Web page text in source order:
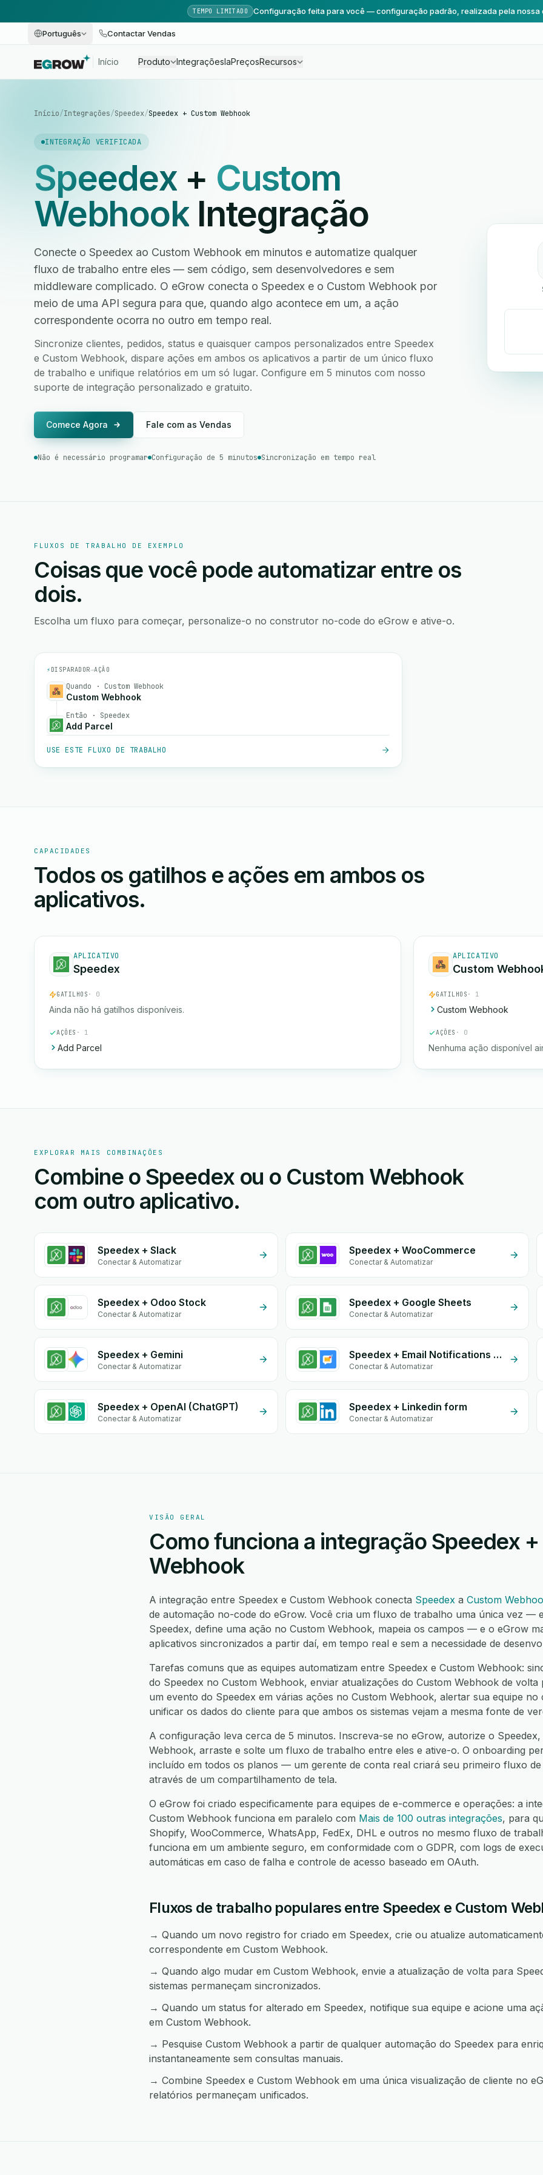
TEMPO LIMITADO Configuração feita para você — configuração padrão, realizada pela nossa
Português Contactar Vendas
Início Produto IntegraçõesIaPreçosRecursos
Início/Integrações/Speedex/Speedex + Custom Webhook
INTEGRAÇÃO VERIFICADA
Speedex+ Custom
WebhookIntegração
Conecte o Speedex ao Custom Webhook em minutos e automatize qualquer
fluxo de trabalho entre eles — sem código, sem desenvolvedores e sem
middleware complicado. O eGrow conecta o Speedex e o Custom Webhook por
meio de uma API segura para que, quando algo acontece em um, a ação
correspondente ocorra no outro em tempo real.
Sincronize clientes, pedidos, status e quaisquer campos personalizados entre Speedex
e Custom Webhook, dispare ações em ambos os aplicativos a partir de um único fluxo
de trabalho e unifique relatórios em um só lugar. Configure em 5 minutos com nosso
suporte de integração personalizado e gratuito.
Comece Agora Fale com as Vendas
Não é necessário programar Configuração de 5 minutos Sincronização em tempo real
FLUXOS DE TRABALHO DE EXEMPLO
Coisas que você pode automatizar entre os
dois.
Escolha um fluxo para começar, personalize-o no construtor no-code do eGrow e ative-o.
⚡ DISPARADOR→AÇÃO
Quando · Custom Webhook
Custom Webhook
Então · Speedex
Add Parcel
USE ESTE FLUXO DE TRABALHO
CAPACIDADES
Todos os gatilhos e ações em ambos os
aplicativos.
APLICATIVO
Speedex
GATILHOS · 0
Ainda não há gatilhos disponíveis.
AÇÕES · 1
Add Parcel
APLICATIVO
Custom
GATILHOS · 1
Custom Webhook
AÇÕES · 0
Nenhuma ação disponível
EXPLORAR MAIS COMBINAÇÕES
Combine o Speedex ou o Custom Webhook
com outro aplicativo.
Speedex + Slack
Conectar & Automatizar
Speedex + WooCommerce
Conectar & Automatizar
Speedex + Odoo Stock
Conectar & Automatizar
Speedex + Google Sheets
Conectar & Automatizar
Speedex + Gemini
Conectar & Automatizar
Speedex + Email Notifications by eGrow
Conectar & Automatizar
Speedex + OpenAI (ChatGPT)
Conectar & Automatizar
Speedex + Linkedin form
Conectar & Automatizar
VISÃO GERAL
Como funciona a integração Speedex
Webhook
A integração entre Speedex e Custom Webhook conecta Speedex a Custom
de automação no-code do eGrow. Você cria um fluxo de trabalho uma única vez —
Speedex, define uma ação no Custom Webhook, mapeia os campos — e o eGrow
aplicativos sincronizados a partir daí, em tempo real e sem a necessidade de
Tarefas comuns que as equipes automatizam entre Speedex e Custom Webhook:
do Speedex no Custom Webhook, enviar atualizações do Custom Webhook de
um evento do Speedex em várias ações no Custom Webhook, alertar sua equipe
unificar os dados do cliente para que ambos os sistemas vejam a mesma fonte de
A configuração leva cerca de 5 minutos. Inscreva-se no eGrow, autorize o
Webhook, arraste e solte um fluxo de trabalho entre eles e ative-o. O onboarding
incluído em todos os planos — um gerente de conta real criará seu primeiro fluxo
através de um compartilhamento de tela.
O eGrow foi criado especificamente para equipes de e-commerce e operações: a
Custom Webhook funciona em paralelo com Mais de 100 outras integrações, para
Shopify, WooCommerce, WhatsApp, FedEx, DHL e outros no mesmo fluxo de
funciona em um ambiente seguro, em conformidade com o GDPR, com logs de
automáticas em caso de falha e controle de acesso baseado em OAuth.
Fluxos de trabalho populares entre Speedex e Custom
→ Quando um novo registro for criado em Speedex, crie ou atualize
correspondente em Custom Webhook.
→ Quando algo mudar em Custom Webhook, envie a atualização de volta para
sistemas permaneçam sincronizados.
→ Quando um status for alterado em Speedex, notifique sua equipe e acione uma
em Custom Webhook.
→ Pesquise Custom Webhook a partir de qualquer automação do Speedex para
instantaneamente sem consultas manuais.
→ Combine Speedex e Custom Webhook em uma única visualização de cliente no
relatórios permaneçam unificados.